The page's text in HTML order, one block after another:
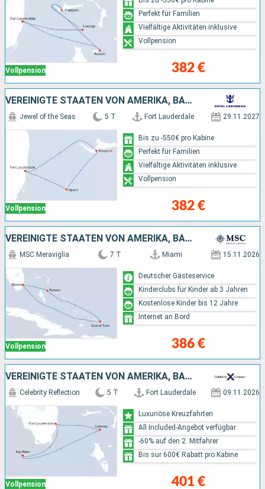
Vollpension 382 €
Perfekt für Familien
Vielfältige Aktivitäten inklusive
Vollpension
VEREINIGTE STAATEN VON AMERIKA, BAHAMAS
Vollpension
Jewel of the Seas 5 T Fort Lauderdale 29.11.2027
382 €
Bis zu -550€ pro Kabine
Perfekt für Familien
Vielfältige Aktivitäten inklusive
Vollpension
VEREINIGTE STAATEN VON AMERIKA, BAHAMAS
Vollpension
MSC Meraviglia 7 T Miami 15.11.2026
386 €
Deutscher Gästeservice
Kinderclubs für Kinder ab 3 Jahren
Kostenlose Kinder bis 12 Jahre
Internet an Bord
VEREINIGTE STAATEN VON AMERIKA, BAHAMAS
Vollpension
Celebrity Reflection 5 T Fort Lauderdale 09.11.2026
401 €
Luxuriöse Kreuzfahrten
All Included-Angebot verfügbar
-60% auf den 2. Mitfahrer
Bis sur 600€ Rabatt pro Kabine